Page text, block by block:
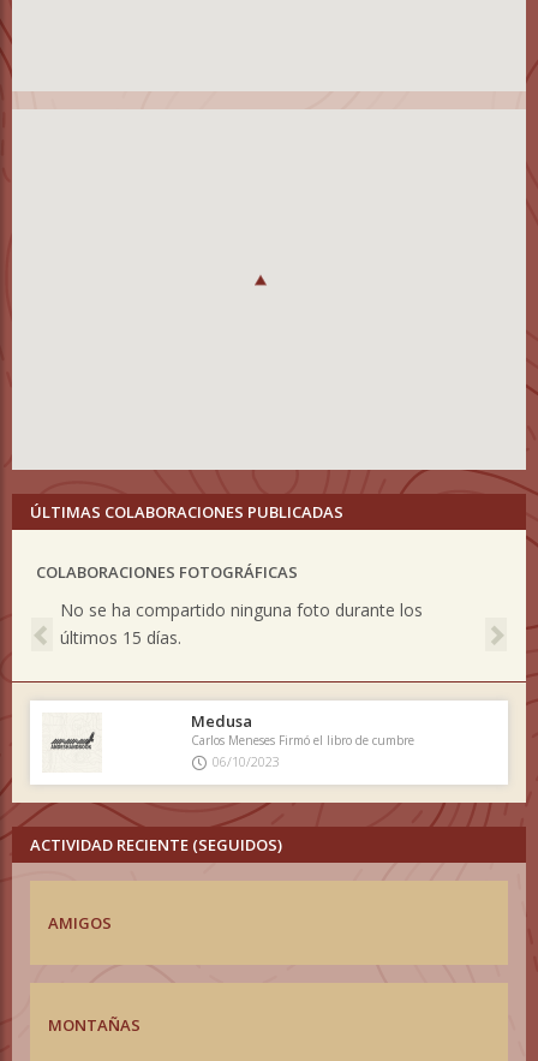
ÚLTIMAS COLABORACIONES PUBLICADAS
COLABORACIONES FOTOGRÁFICAS
No se ha compartido ninguna foto durante los
últimos 15 días.
Previous
Medusa
Carlos Meneses Firmó el libro de cumbre
06/10/2023
ACTIVIDAD RECIENTE (SEGUIDOS)
AMIGOS
MONTAÑAS